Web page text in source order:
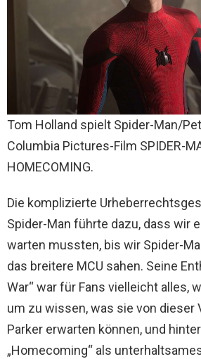
Tom Holland spielt Spider-Man/
Columbia Pictures-Film SPIDER-
HOMECOMING.
Die komplizierte
Spider-Man führte dazu, dass wir
warten mussten, bis wir Spider-
das breitere MCU sahen. Seine
War“ war für Fans vielleicht alles,
um zu wissen, was sie von dieser
Parker erwarten können, und
„Homecoming“ als